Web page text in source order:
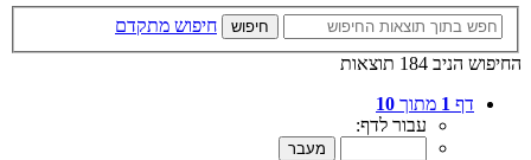
חיפוש
חיפוש מתקדם
החיפוש הניב 184 תוצאות
דף 1 מתוך 10
עבור לדף: